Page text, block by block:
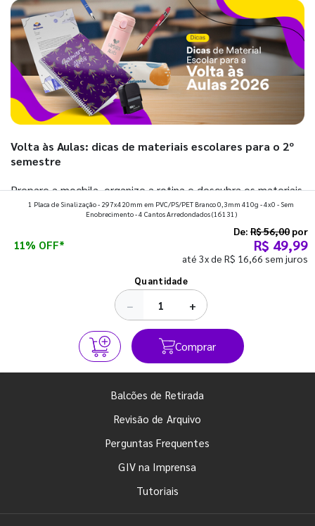
Volta às Aulas: dicas de materiais escolares para o 2º
semestre
Prepare a mochila, organize a rotina e descubra os materiais
que fazem toda diferença para começar o segundo
1 Placa de Sinalização - 297x420mm em PVC/PS/PET Branco 0,3mm 410g - 4x0 - Sem
Enobrecimento - 4 Cantos Arredondados(16131)
11% OFF*
De: R$ 56,00 por
R$ 49,99
até 3x de R$ 16,66 sem juros
Quantidade
− +
Comprar
Balcões de Retirada
Revisão de Arquivo
Perguntas Frequentes
GIV na Imprensa
Tutoriais